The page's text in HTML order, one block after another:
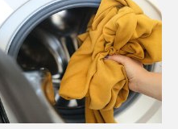
frugt, vi elsker. Konkurrencen
slutter fredag d. 18. september
2026